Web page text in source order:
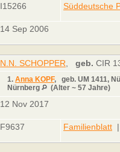
I15266 Süddeutsche
14 Sep 2006
N.N. SCHOPPER geb. CIR
1. Anna KOPF, geb. UM 1411,
Nürnberg
(Alter ~ 57 Jahre)
12 Nov 2017
F9637 Familienblatt |